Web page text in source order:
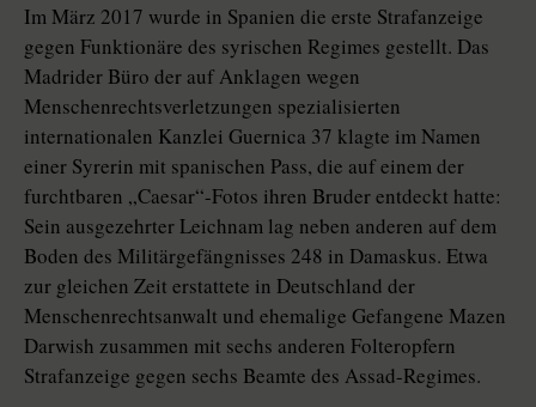
Im März 2017 wurde in Spanien die erste Strafanzeige
gegen Funktionäre des syrischen Regimes gestellt. Das
Madrider Büro der auf Anklagen wegen
Menschenrechtsverletzungen spezialisierten
internationalen Kanzlei Guernica 37 klagte im Namen
einer Syrerin mit spanischen Pass, die auf einem der
furchtbaren „Caesar“-Fotos ihren Bruder entdeckt hatte:
Sein ausgezehrter Leichnam lag neben anderen auf dem
Boden des Militärgefängnisses 248 in Damaskus. Etwa
zur gleichen Zeit erstattete in Deutschland der
Menschenrechtsanwalt und ehemalige Gefangene Mazen
Darwish zusammen mit sechs anderen Folteropfern
Strafanzeige ­gegen sechs Beamte des Assad-Regimes.